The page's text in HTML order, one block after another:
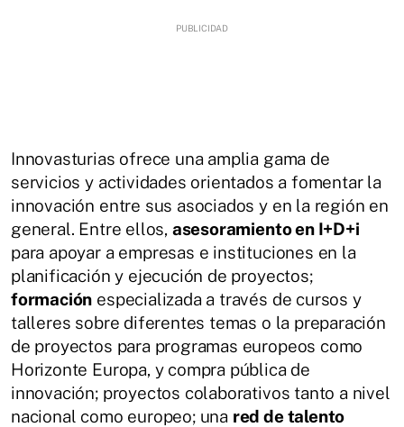
Innovasturias ofrece una amplia gama de
servicios y actividades orientados a fomentar la
innovación entre sus asociados y en la región en
general. Entre ellos, asesoramiento en I+D+i
para apoyar a empresas e instituciones en la
planificación y ejecución de proyectos;
formación especializada a través de cursos y
talleres sobre diferentes temas o la preparación
de proyectos para programas europeos como
Horizonte Europa, y compra pública de
innovación; proyectos colaborativos tanto a nivel
nacional como europeo; una red de talento